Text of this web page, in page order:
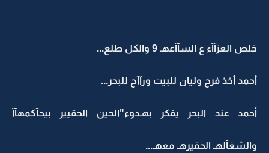
خلص العزآآء ع السآآعهـ 9 والكل طلع...
أحمد أخذ فرح وليآن للبيت ورآآح للبحر...
أحمد عند البحر يفكر بهـدوء"الحين الحقيير بيحآكمهآآ
والشغآلهـ الحقيرهـ معهـ...